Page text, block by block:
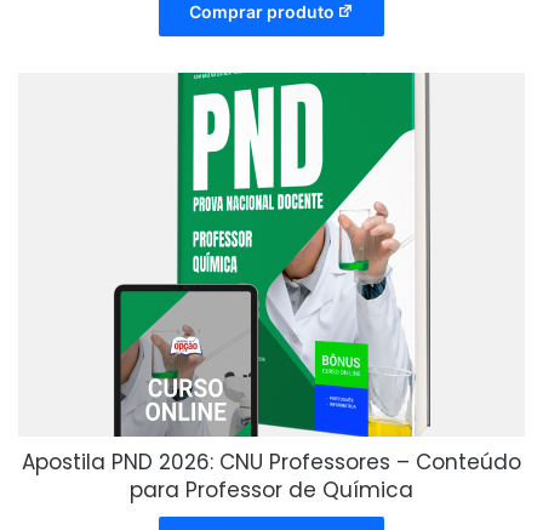
Comprar produto
Apostila PND 2026: CNU Professores – Conteúdo
para Professor de Química